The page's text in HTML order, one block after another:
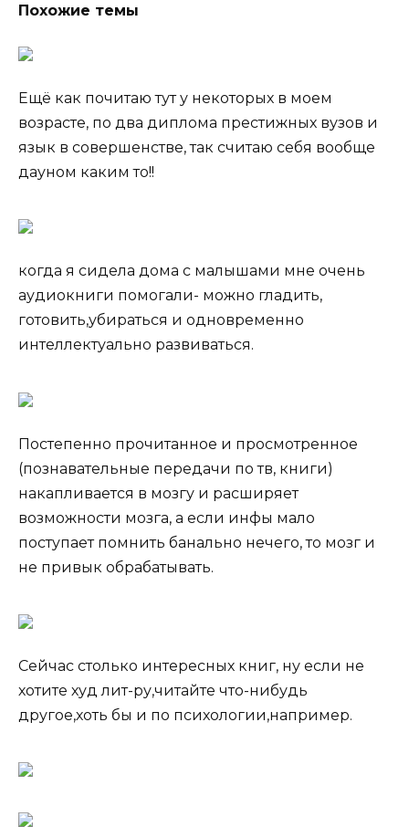
Похожие темы
Ещё как почитаю тут у некоторых в моем
возрасте, по два диплома престижных вузов и
язык в совершенстве, так считаю себя вообще
дауном каким то!!
когда я сидела дома с малышами мне очень
аудиокниги помогали- можно гладить,
готовить,убираться и одновременно
интеллектуально развиваться.
Постепенно прочитанное и просмотренное
(познавательные передачи по тв, книги)
накапливается в мозгу и расширяет
возможности мозга, а если инфы мало
поступает помнить банально нечего, то мозг и
не привык обрабатывать.
Сейчас столько интересных книг, ну если не
хотите худ лит-ру,читайте что-нибудь
другое,хоть бы и по психологии,например.